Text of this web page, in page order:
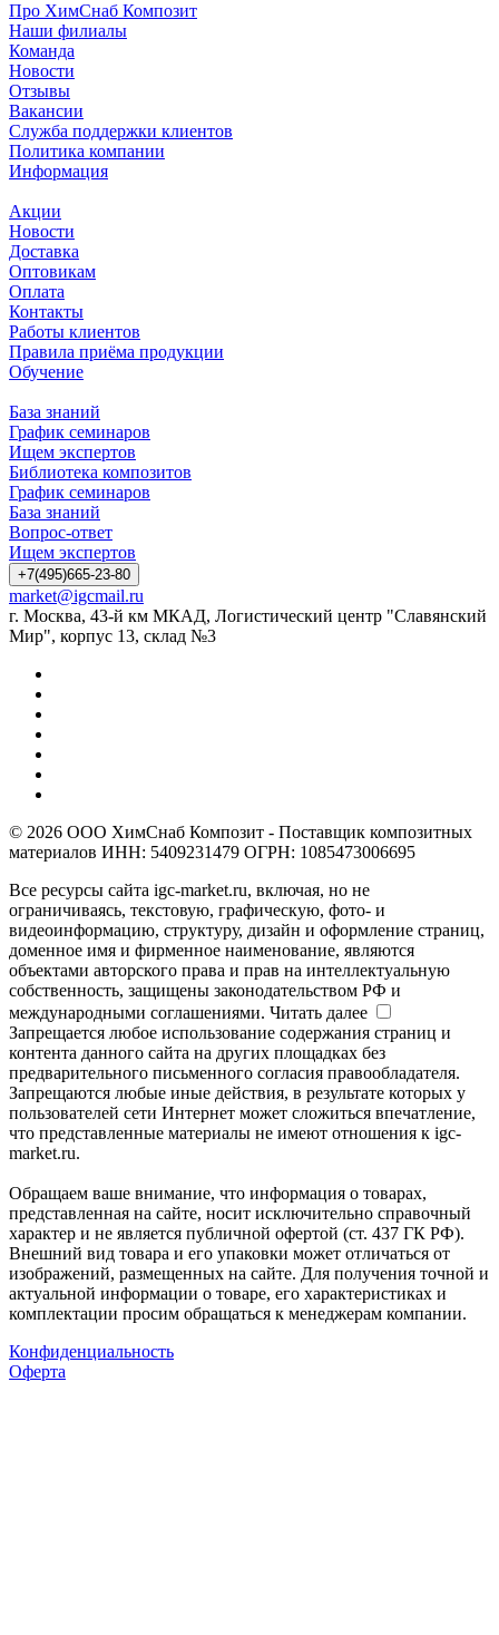
Про ХимСнаб Композит
Наши филиалы
Команда
Новости
Отзывы
Вакансии
Служба поддержки клиентов
Политика компании
Информация
Акции
Новости
Доставка
Оптовикам
Оплата
Контакты
Работы клиентов
Правила приёма продукции
Обучение
База знаний
График семинаров
Ищем экспертов
Библиотека композитов
График семинаров
База знаний
Вопрос-ответ
Ищем экспертов
+7(495)665-23-80
market@igcmail.ru
г. Москва, 43-й км МКАД, Логистический центр "Славянский
Мир", корпус 13, склад №3
© 2026 ООО ХимСнаб Композит - Поставщик композитных
материалов ИНН: 5409231479 ОГРН: 1085473006695
Все ресурсы сайта igc-market.ru, включая, но не
ограничиваясь, текстовую, графическую, фото- и
видеоинформацию, структуру, дизайн и оформление страниц,
доменное имя и фирменное наименование, являются
объектами авторского права и прав на интеллектуальную
собственность, защищены законодательством РФ и
международными соглашениями. Читать далее
Запрещается любое использование содержания страниц и
контента данного сайта на других площадках без
предварительного письменного согласия правообладателя.
Запрещаются любые иные действия, в результате которых у
пользователей сети Интернет может сложиться впечатление,
что представленные материалы не имеют отношения к igc-
market.ru.
Обращаем ваше внимание, что информация о товарах,
представленная на сайте, носит исключительно справочный
характер и не является публичной офертой (ст. 437 ГК РФ).
Внешний вид товара и его упаковки может отличаться от
изображений, размещенных на сайте. Для получения точной и
актуальной информации о товаре, его характеристиках и
комплектации просим обращаться к менеджерам компании.
Конфиденциальность
Оферта